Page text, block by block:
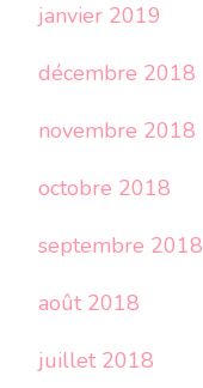
janvier 2019
décembre 2018
novembre 2018
octobre 2018
septembre 2018
août 2018
juillet 2018